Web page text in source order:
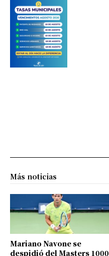
Más noticias
Mariano Navone se
despidió del Masters 1000